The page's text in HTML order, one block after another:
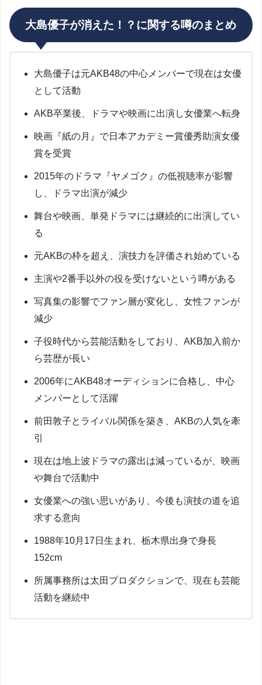
大島優子が消えた！？に関する噂のまとめ
大島優子は元AKB48の中心メンバーで現在は女優
として活動
AKB卒業後、ドラマや映画に出演し女優業へ転身
映画『紙の月』で日本アカデミー賞優秀助演女優
賞を受賞
2015年のドラマ『ヤメゴク』の低視聴率が影響
し、ドラマ出演が減少
舞台や映画、単発ドラマには継続的に出演してい
る
元AKBの枠を超え、演技力を評価され始めている
主演や2番手以外の役を受けないという噂がある
写真集の影響でファン層が変化し、女性ファンが
減少
子役時代から芸能活動をしており、AKB加入前か
ら芸歴が長い
2006年にAKB48オーディションに合格し、中心
メンバーとして活躍
前田敦子とライバル関係を築き、AKBの人気を牽
引
現在は地上波ドラマの露出は減っているが、映画
や舞台で活動中
女優業への強い思いがあり、今後も演技の道を追
求する意向
1988年10月17日生まれ、栃木県出身で身長
152cm
所属事務所は太田プロダクションで、現在も芸能
活動を継続中